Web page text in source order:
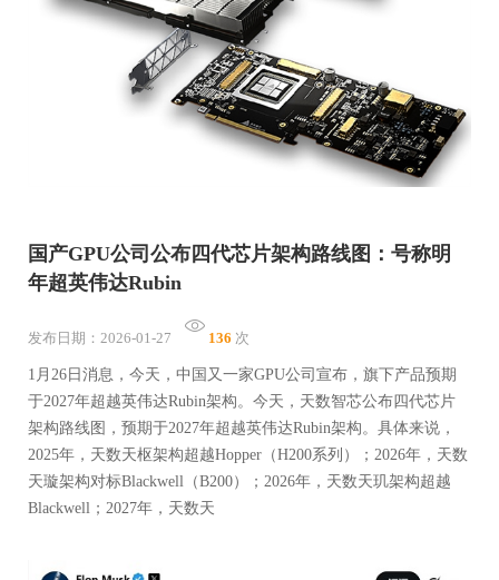
国产GPU公司公布四代芯片架构路线图：号称明
年超英伟达Rubin
发布日期：2026-01-27 136 次
1月26日消息，今天，中国又一家GPU公司宣布，旗下产品预期
于2027年超越英伟达Rubin架构。今天，天数智芯公布四代芯片
架构路线图，预期于2027年超越英伟达Rubin架构。具体来说，
2025年，天数天枢架构超越Hopper（H200系列）；2026年，天数
天璇架构对标Blackwell（B200）；2026年，天数天玑架构超越
Blackwell；2027年，天数天